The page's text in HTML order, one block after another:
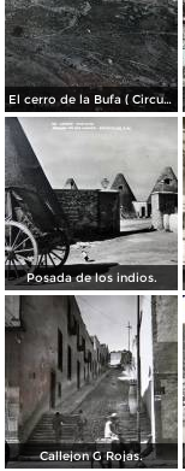
El cerro de la Bufa ( Circulada el 5 de Diciembre de 1910 ).
Posada de los indios.
Callejon G Rojas.